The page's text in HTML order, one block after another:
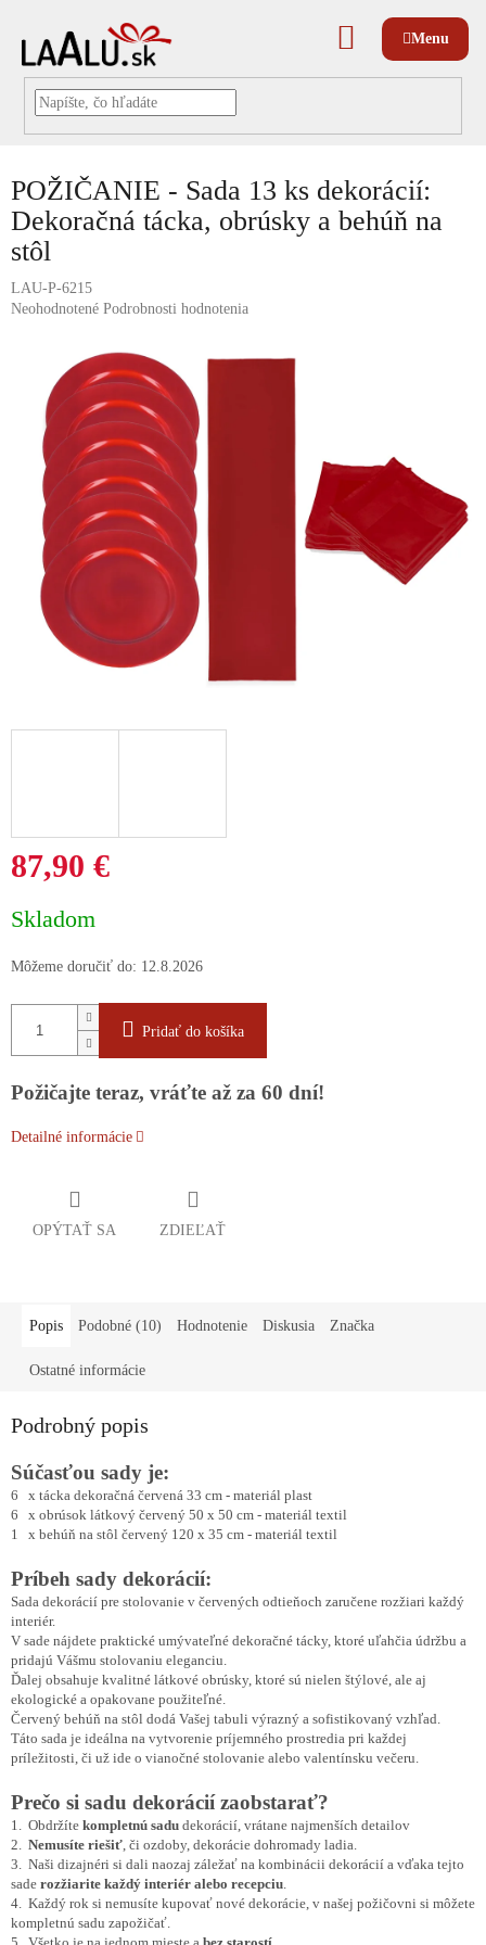
NÁKUPNÝ
KOŠÍK
POŽIČANIE - Sada 13 ks dekorácií:
Dekoračná tácka, obrúsky a behúň na
stôl
LAU-P-6215
Priemerné
hviezdičiek.
Neohodnotené Podrobnosti hodnotenia
87,90 €
cena:
Skladom
Môžeme doručiť do: 12.8.2026
Pridať do košíka
Požičajte teraz, vráťte až za 60 dní!
Detailné informácie
OPÝTAŤ SA ZDIEĽAŤ
Popis Podobné (10) Hodnotenie Diskusia Značka
Ostatné informácie
Podrobný popis
Súčasťou sady je:
6 x tácka dekoračná červená 33 cm - materiál plast
6 x obrúsok látkový červený 50 x 50 cm - materiál textil
1 x behúň na stôl červený 120 x 35 cm - materiál textil
Príbeh sady dekorácií:
Sada dekorácií pre stolovanie v červených odtieňoch zaručene rozžiari každý
interiér.
V sade nájdete praktické umývateľné dekoračné tácky, ktoré uľahčia údržbu a
pridajú Vášmu stolovaniu eleganciu.
Ďalej obsahuje kvalitné látkové obrúsky, ktoré sú nielen štýlové, ale aj
ekologické a opakovane použiteľné.
Červený behúň na stôl dodá Vašej tabuli výrazný a sofistikovaný vzhľad.
Táto sada je ideálna na vytvorenie príjemného prostredia pri každej
príležitosti, či už ide o vianočné stolovanie alebo valentínsku večeru.
Prečo si sadu dekorácií zaobstarať?
1. Obdržíte kompletnú sadu dekorácií, vrátane najmenších detailov
2. Nemusíte riešiť , či ozdoby, dekorácie dohromady ladia.
3. Naši dizajnéri si dali naozaj záležať na kombinácii dekorácií a vďaka tejto
sade rozžiarite každý interiér alebo recepciu
4. Každý rok si nemusíte kupovať nové dekorácie, v našej požičovni si môžete
kompletnú sadu zapožičať.